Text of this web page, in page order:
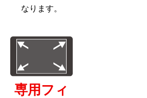
なります。
専用フィ